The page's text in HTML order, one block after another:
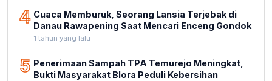
4 Cuaca Memburuk, Seorang Lansia Terjebak di
Danau Rawapening Saat Mencari Enceng Gondok
1 tahun yang lalu
5 Penerimaan Sampah TPA Temurejo Meningkat,
Bukti Masyarakat Blora Peduli Kebersihan